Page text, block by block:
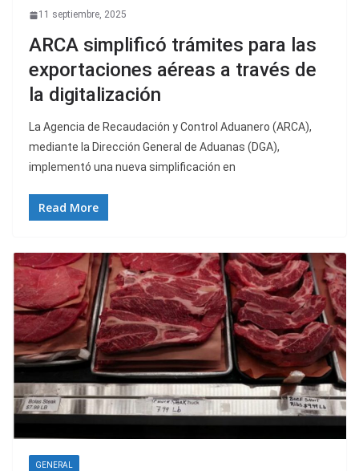
11 septiembre, 2025
ARCA simplificó trámites para las
exportaciones aéreas a través de
la digitalización
La Agencia de Recaudación y Control Aduanero (ARCA),
mediante la Dirección General de Aduanas (DGA),
implementó una nueva simplificación en
Read More
GENERAL